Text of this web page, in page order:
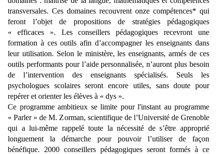
transversales. Ces domaines recouvrent onze compétences* qui
feront l’objet de propositions de stratégies pédagogiques
« efficaces ». Les conseillers pédagogiques recevront une
formation à ces outils afin d’accompagner les enseignants dans
leur utilisation. Selon le ministère, les enseignants, armés de ces
outils performants pour l’aide personnalisée, n’auront plus besoin
de l’intervention des enseignants spécialisés. Seuls les
psychologues scolaires seront encore utiles, sans doute pour
repérer et orienter les élèves à « dys ».
Ce programme ambitieux se limite pour l'instant au programme
« Parler » de M. Zorman, scientifique de l’Université de Grenoble
qui a lui-même rappelé toute la nécessité de s’être approprié
longuement la démarche pour pouvoir l’utiliser de façon
bénéfique. 2000 conseillers pédagogiques seront formés à ce